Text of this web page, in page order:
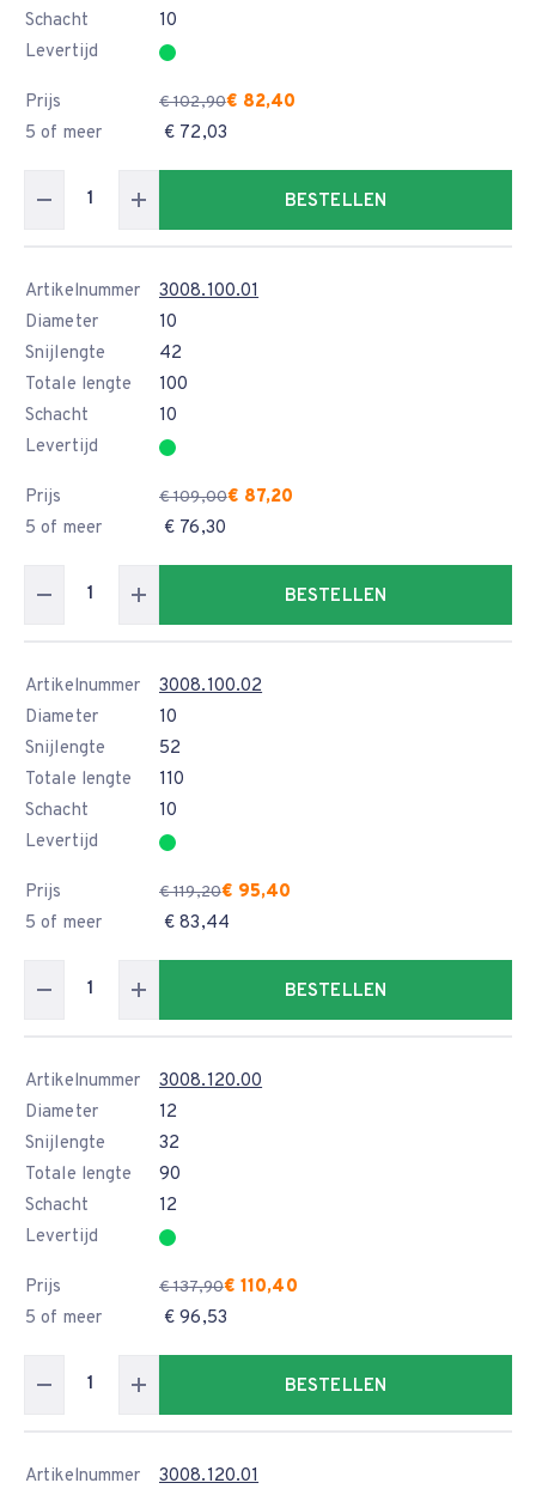
Schacht
10
Levertijd
Prijs € 102,90€ 82,40
5 of meer
€ 72,03
BESTELLEN
Artikelnummer
3008.100.01
Diameter
10
Snijlengte
42
Totale lengte
100
Schacht
10
Levertijd
Prijs € 109,00€ 87,20
5 of meer
€ 76,30
BESTELLEN
Artikelnummer
3008.100.02
Diameter
10
Snijlengte
52
Totale lengte
110
Schacht
10
Levertijd
Prijs € 119,20€ 95,40
5 of meer
€ 83,44
BESTELLEN
Artikelnummer
3008.120.00
Diameter
12
Snijlengte
32
Totale lengte
90
Schacht
12
Levertijd
Prijs € 137,90€ 110,40
5 of meer
€ 96,53
BESTELLEN
Artikelnummer
3008.120.01